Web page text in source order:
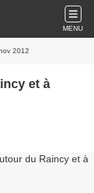
MENU
2012
et à